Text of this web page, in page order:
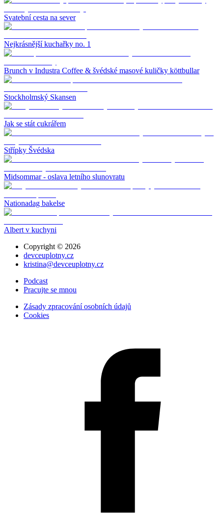
Svatební cesta na sever
Nejkrásnější kuchařky no. 1
Brunch v Industra Coffee & švédské masové kuličky köttbullar
Stockholmský Skansen
Jak se stát cukrářem
Střípky Švédska
Midsommar - oslava letního slunovratu
Nationadag bakelse
Albert v kuchyni
Copyright © 2026
devceuplotny.cz
kristina@devceuplotny.cz
Podcast
Pracujte se mnou
Zásady zpracování osobních údajů
Cookies